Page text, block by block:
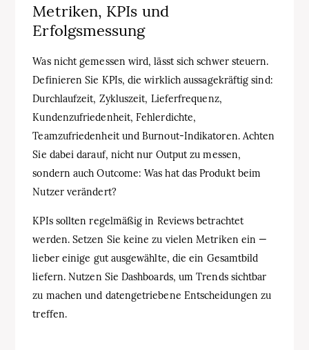
Metriken, KPIs und
Erfolgsmessung
Was nicht gemessen wird, lässt sich schwer steuern.
Definieren Sie KPIs, die wirklich aussagekräftig sind:
Durchlaufzeit, Zykluszeit, Lieferfrequenz,
Kundenzufriedenheit, Fehlerdichte,
Teamzufriedenheit und Burnout-Indikatoren. Achten
Sie dabei darauf, nicht nur Output zu messen,
sondern auch Outcome: Was hat das Produkt beim
Nutzer verändert?
KPIs sollten regelmäßig in Reviews betrachtet
werden. Setzen Sie keine zu vielen Metriken ein —
lieber einige gut ausgewählte, die ein Gesamtbild
liefern. Nutzen Sie Dashboards, um Trends sichtbar
zu machen und datengetriebene Entscheidungen zu
treffen.